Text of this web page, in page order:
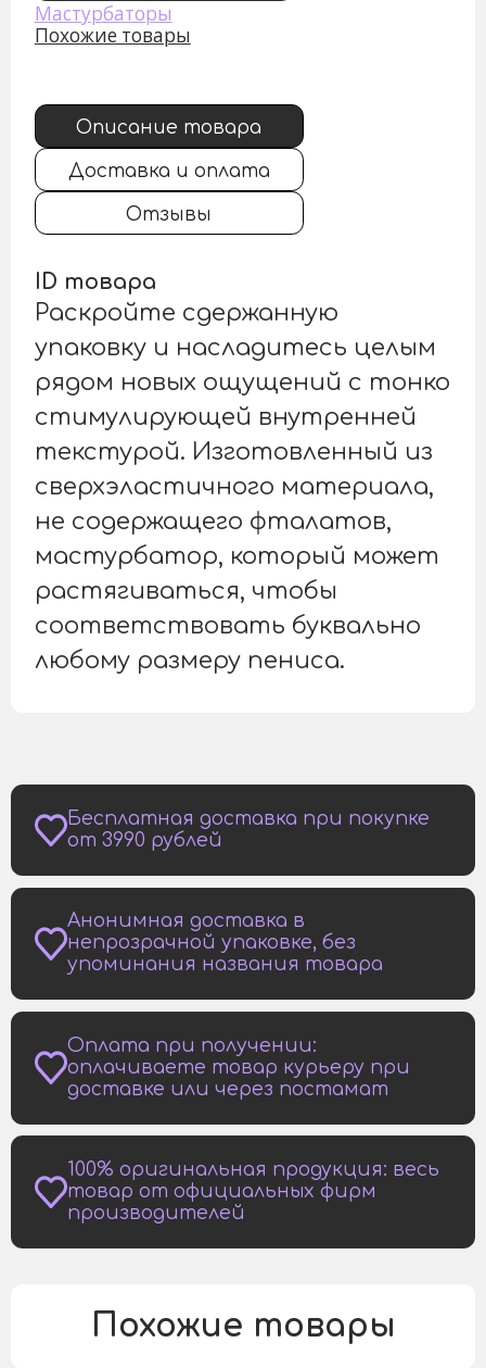
Мастурбаторы
Похожие товары
Описание товара
Доставка и оплата
Отзывы
ID товара
Раскройте сдержанную
упаковку и насладитесь целым
рядом новых ощущений с тонко
стимулирующей внутренней
текстурой. Изготовленный из
сверхэластичного материала,
не содержащего фталатов,
мастурбатор, который может
растягиваться, чтобы
соответствовать буквально
любому размеру пениса.
Бесплатная доставка при покупке
от 3990 рублей
Анонимная доставка в
непрозрачной упаковке, без
упоминания названия товара
Оплата при получении:
оплачиваете товар курьеру при
доставке или через постамат
100% оригинальная продукция: весь
товар от официальных фирм
производителей
Похожие товары